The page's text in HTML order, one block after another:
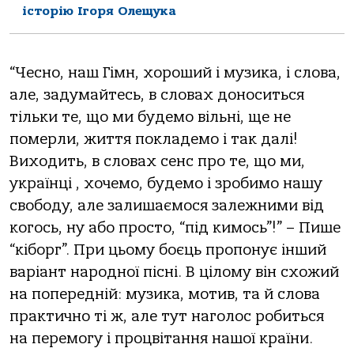
історію Ігоря Олещука
“Чесно, наш Гімн, хороший і музика, і слова,
але, задумайтесь, в словах доноситься
тільки те, що ми будемо вільні, ще не
померли, життя покладемо і так далі!
Виходить, в словах сенс про те, що ми,
українці , хочемо, будемо і зробимо нашу
свободу, але залишаємося залежними від
когось, ну або просто, “під кимось”!” – Пише
“кіборг”. При цьому боєць пропонує інший
варіант народної пісні. В цілому він схожий
на попередній: музика, мотив, та й слова
практично ті ж, але тут наголос робиться
на перемогу і процвітання нашої країни.